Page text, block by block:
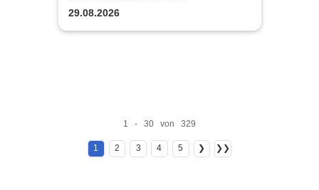
29.08.2026
1 - 30 von 329
1 2 3 4 5 ❯ ❯❯